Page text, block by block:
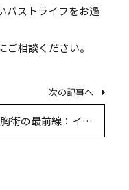
バストライフをお過
相談ください。
次の記事へ
術の最前線：イン
ント法と脂肪注入